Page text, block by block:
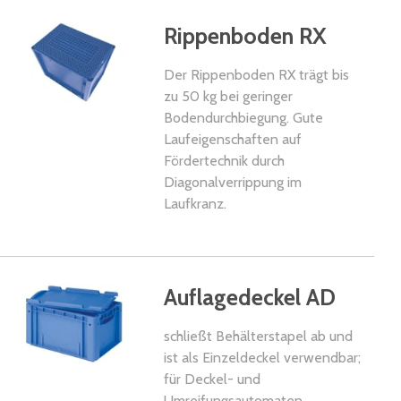
Rippenboden RX
Der Rippenboden RX trägt bis
zu 50 kg bei geringer
Bodendurchbiegung. Gute
Laufeigenschaften auf
Fördertechnik durch
Diagonalverrippung im
Laufkranz.
Auflagedeckel AD
schließt Behälterstapel ab und
ist als Einzeldeckel verwendbar;
für Deckel- und